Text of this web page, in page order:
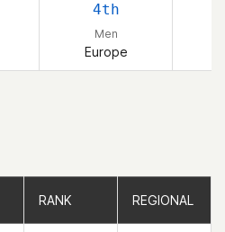
4th
Men
Europe
RANK REGIONAL
RANK REGIONAL